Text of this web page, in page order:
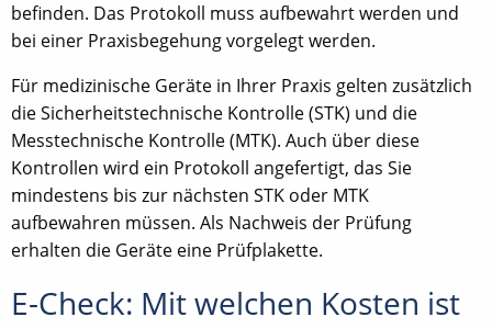
befinden. Das Protokoll muss aufbewahrt werden und
bei einer Praxisbegehung vorgelegt werden.
Für medizinische Geräte in Ihrer Praxis gelten zusätzlich
die Sicherheitstechnische Kontrolle (STK) und die
Messtechnische Kontrolle (MTK). Auch über diese
Kontrollen wird ein Protokoll angefertigt, das Sie
mindestens bis zur nächsten STK oder MTK
aufbewahren müssen. Als Nachweis der Prüfung
erhalten die Geräte eine Prüfplakette.
E-Check: Mit welchen Kosten ist